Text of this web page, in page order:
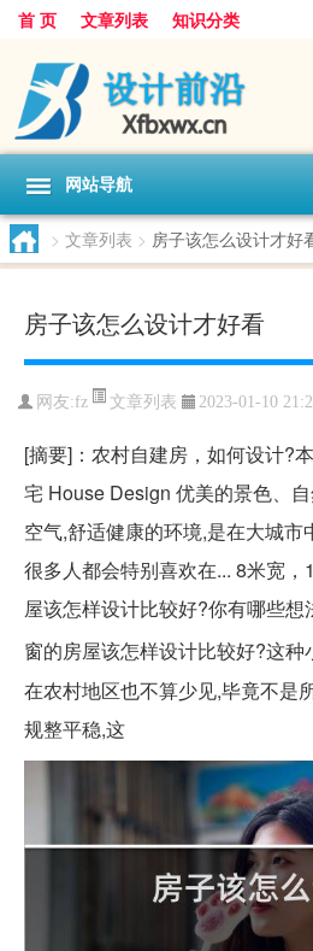
首 页 文章列表 知识分类
网站导航
> 文章列表 > 房子该怎么设计才好
房子该怎么设计才好看
网友:fz 文章列表 2023-01-10
[摘要]：农村自建房，如何设计?
宅 House Design 优美的景色、
空气,舒适健康的环境,是在大城市
很多人都会特别喜欢在... 8米宽
屋该怎样设计比较好?你有哪些
窗的房屋该怎样设计比较好?这种
在农村地区也不算少见,毕竟不是
规整平稳,这